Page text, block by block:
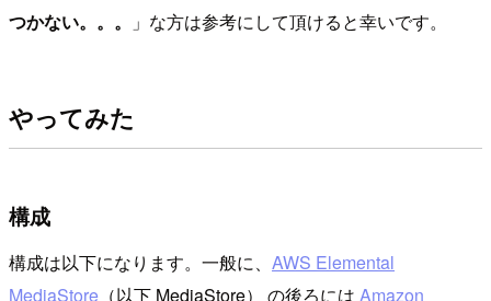
つかない。。。
」な方は参考にして頂けると幸いです。
やってみた
構成
構成は以下になります。一般に、 AWS Elemental
MediaStore （以下 MediaStore） の後ろには Amazon